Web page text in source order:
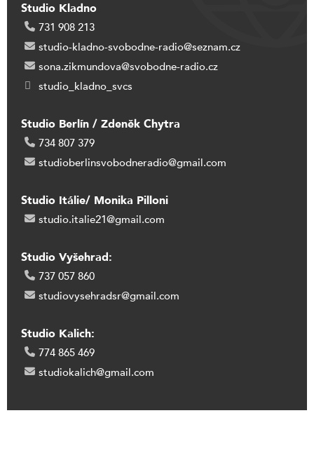
Studio Kladno
731 908 213
studio-kladno-svobodne-radio@seznam.cz
sona.zikmundova@svobodne-radio.cz
studio_kladno_svcs
Studio Berlín / Zdeněk Chytra
734 807 379
studioberlinsvobodneradio@gmail.com
Studio Itálie/ Monika Pilloni
studio.italie21@gmail.com
Studio Vyšehrad:
737 057 860
studiovysehradsr@gmail.com
Studio Kalich:
774 865 469
studiokalich@gmail.com